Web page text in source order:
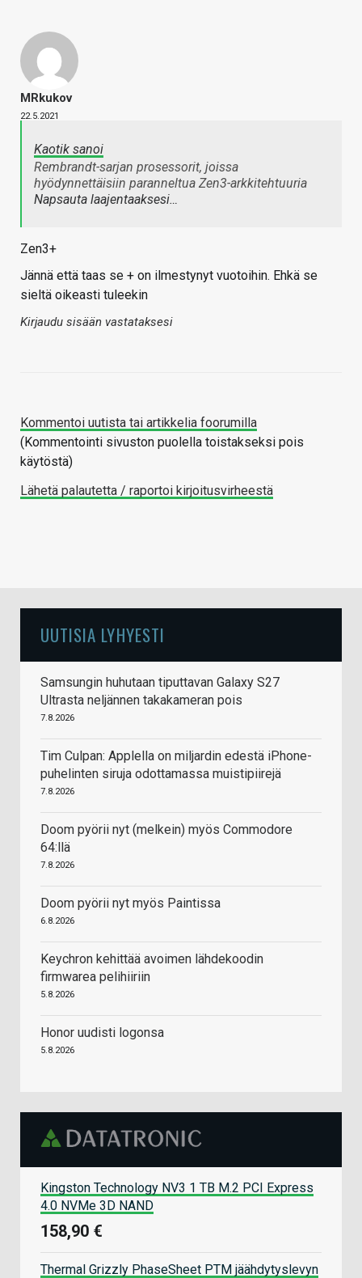
MRkukov
22.5.2021
Kaotik sanoi
Rembrandt-sarjan prosessorit, joissa
hyödynnettäisiin paranneltua Zen3-arkkitehtuuria
Napsauta laajentaaksesi…
Zen3+
Jännä että taas se + on ilmestynyt vuotoihin. Ehkä se
sieltä oikeasti tuleekin
Kirjaudu sisään vastataksesi
Kommentoi uutista tai artikkelia foorumilla
(Kommentointi sivuston puolella toistakseksi pois
käytöstä)
Lähetä palautetta / raportoi kirjoitusvirheestä
UUTISIA LYHYESTI
Samsungin huhutaan tiputtavan Galaxy S27
Ultrasta neljännen takakameran pois
7.8.2026
Tim Culpan: Applella on miljardin edestä iPhone-
puhelinten siruja odottamassa muistipiirejä
7.8.2026
Doom pyörii nyt (melkein) myös Commodore
64:llä
7.8.2026
Doom pyörii nyt myös Paintissa
6.8.2026
Keychron kehittää avoimen lähdekoodin
firmwarea pelihiiriin
5.8.2026
Honor uudisti logonsa
5.8.2026
Kingston Technology NV3 1 TB M.2 PCI Express
4.0 NVMe 3D NAND
158,90 €
Thermal Grizzly PhaseSheet PTM jäähdytyslevyn